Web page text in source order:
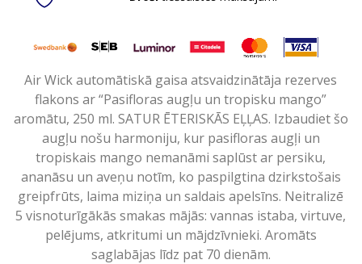
Air Wick automātiskā gaisa atsvaidzinātāja rezerves
flakons ar “Pasifloras augļu un tropisku mango”
aromātu, 250 ml. SATUR ĒTERISKĀS EĻĻAS. Izbaudiet šo
augļu nošu harmoniju, kur pasifloras augļi un
tropiskais mango nemanāmi saplūst ar persiku,
ananāsu un aveņu notīm, ko paspilgtina dzirkstošais
greipfrūts, laima miziņa un saldais apelsīns. Neitralizē
5 visnoturīgākās smakas mājās: vannas istaba, virtuve,
pelējums, atkritumi un mājdzīvnieki. Aromāts
saglabājas līdz pat 70 dienām.